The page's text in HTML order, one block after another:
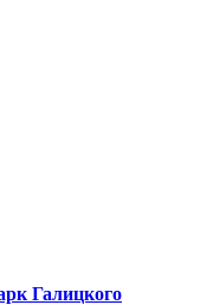
Галицкого